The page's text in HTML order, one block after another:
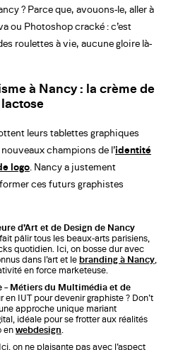
? Parce que, avouons-le, aller à
ou Photoshop cracké : c’est
roulettes à vie, aucune gloire là-
à Nancy : la crème de
leurs tablettes graphiques
champions de l’identité
logo. Nancy a justement
ces futurs graphistes
d’Art et de Design de Nancy
pâlir tous les beaux-arts parisiens,
quotidien. Ici, on bosse dur avec
dans l’art et lebranding à Nancy
en force marketeuse.
– Métiers du Multimédia et de
en IUT pour devenir graphiste ? Don’t
approche unique mariant
idéale pour se frotter aux réalités
enwebdesign
on ne plaisante pas avec l’aspect